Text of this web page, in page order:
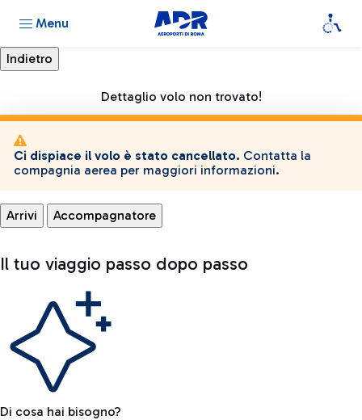
Menu
Dettaglio volo non trovato!
Ci dispiace il volo è stato cancellato. Contatta la
compagnia aerea per maggiori informazioni.
Arrivi Accompagnatore
Il tuo viaggio passo dopo passo
Di cosa hai bisogno?